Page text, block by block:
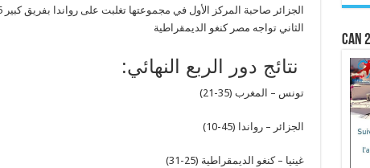
الثاني تواجه مصر كنغو الديمقراطية
نتائج دور الربع النهائي:
تونس – المغرب (35-21)
الجزائر – رواندا (45-10)
غينيا – كنغو الديمقراطية (25-31)
CAN